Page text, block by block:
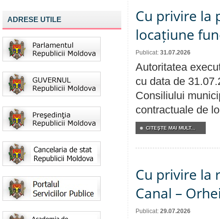
ADRESE UTILE
Cu privire la
locațiune
Publicat: 31.07.2026
Autoritatea
cu data de
Consiliului
contractuale de
CITEŞTE MAI MULT...
Cu privire la
Canal –
Publicat: 29.07.2026